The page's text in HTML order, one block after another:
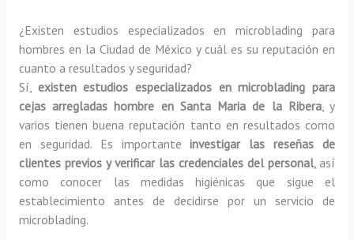
¿Existen estudios especializados en microblading para
hombres en la Ciudad de México y cuál es su reputación en
cuanto a resultados y seguridad?
Sí, existen estudios especializados en microblading para
cejas arregladas hombre en Santa Maria de la Ribera, y
varios tienen buena reputación tanto en resultados como
en seguridad. Es importanteinvestigar las reseñas de
clientes previos y verificar las credenciales del personal, así
como conocer las medidas higiénicas que sigue el
establecimiento antes de decidirse por un servicio de
microblading.